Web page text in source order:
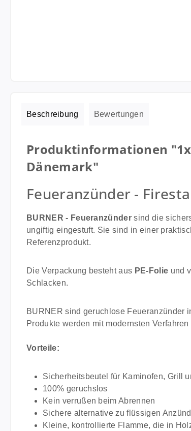
Beschreibung Bewertungen
Produktinformationen
Dänemark"
Feueranzünder -
BURNER - Feueranzünder sind die
ungiftig eingestuft. Sie sind in einer
Referenzprodukt.
Die Verpackung besteht aus PE-Folie und
Schlacken.
BURNER sind geruchlose Feueranzünder
Produkte werden mit modernsten
Vorteile:
Sicherheitsbeutel für Kaminofen, Grill
100% geruchslos
Kein verrußen beim Abrennen
Sichere alternative zu flüssigen
Kleine, kontrollierte Flamme, die in